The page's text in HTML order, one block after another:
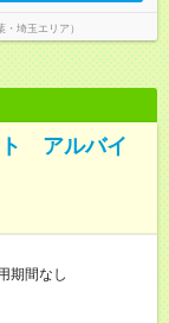
埼玉エリア）
アルバイ
間】試用期間なし